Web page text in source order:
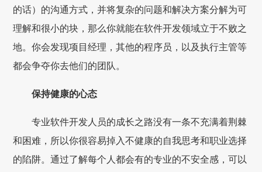
的话）的沟通方式，并将复杂的问题和解决方案分解为可
理解和很小的块，那么你就能在软件开发领域立于不败之
地。你会发现项目经理，其他的程序员，以及执行主管等
都会争夺你去他们的团队。
保持健康的心态
专业软件开发人员的成长之路没有一条不充满着荆棘
和困难，所以你很容易掉入不健康的自我思考和职业选择
的陷阱。通过了解每个人都会有的专业的不安全感，可以